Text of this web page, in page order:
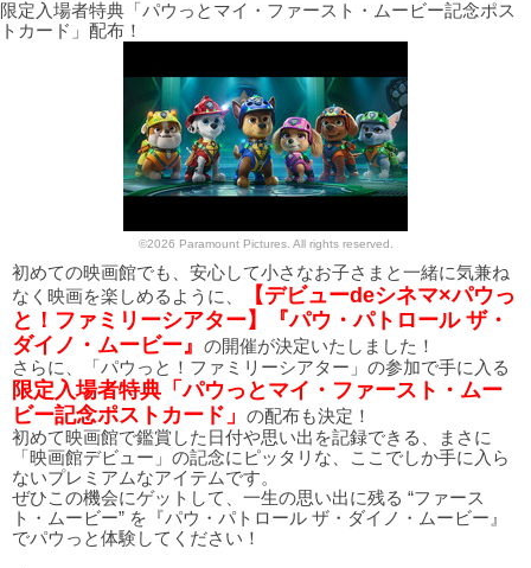
限定入場者特典「パウっとマイ・ファースト・ムービー記念ポス
トカード」配布！
©2026 Paramount Pictures. All rights reserved.
初めての映画館でも、安心して小さなお子さまと一緒に気兼ね
なく映画を楽しめるように、
【デビューdeシネマ×パウっ
と！ファミリーシアター】『パウ・パトロール ザ・
ダイノ・ムービー』
の開催が決定いたしました！
さらに、「パウっと！ファミリーシアター」の参加で手に入る
限定入場者特典「パウっとマイ・ファースト・ムー
ビー記念ポストカード」
の配布も決定！
初めて映画館で鑑賞した日付や思い出を記録できる、まさに
「映画館デビュー」の記念にピッタリな、ここでしか手に入ら
ないプレミアムなアイテムです。
ぜひこの機会にゲットして、一生の思い出に残る “ファース
ト・ムービー” を『パウ・パトロール ザ・ダイノ・ムービー』
でパウっと体験してください！